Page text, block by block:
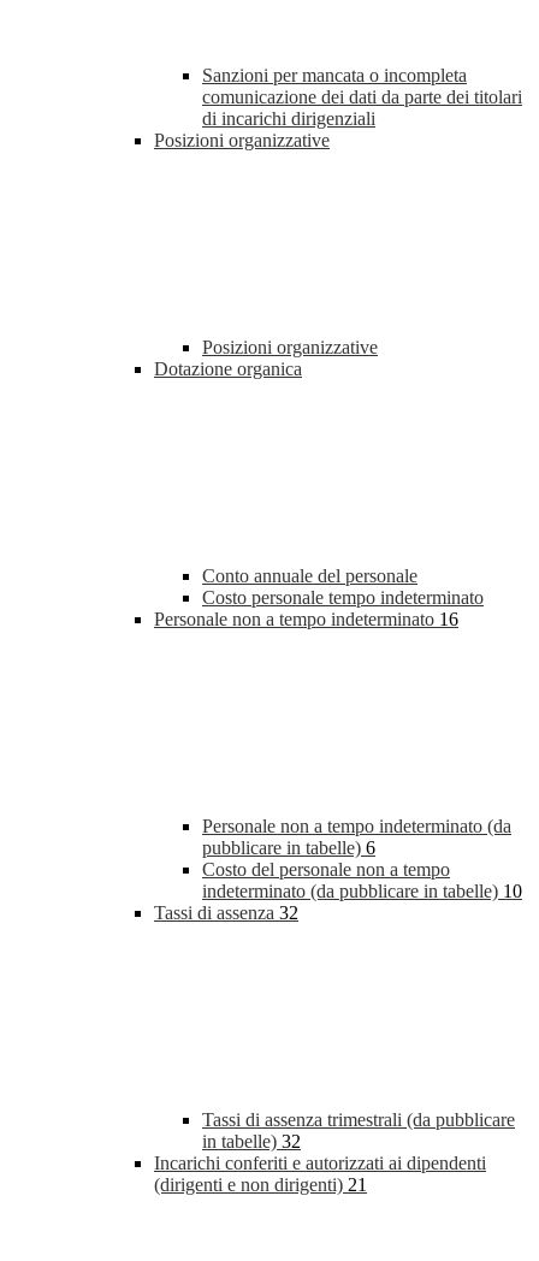
Sanzioni per mancata o incompleta
comunicazione dei dati da parte dei titolari
di incarichi dirigenziali
Posizioni organizzative
Posizioni organizzative
Dotazione organica
Conto annuale del personale
Costo personale tempo indeterminato
Personale non a tempo indeterminato 16
Personale non a tempo indeterminato (da
pubblicare in tabelle) 6
Costo del personale non a tempo
indeterminato (da pubblicare in tabelle) 10
Tassi di assenza 32
Tassi di assenza trimestrali (da pubblicare
in tabelle) 32
Incarichi conferiti e autorizzati ai dipendenti
(dirigenti e non dirigenti) 21